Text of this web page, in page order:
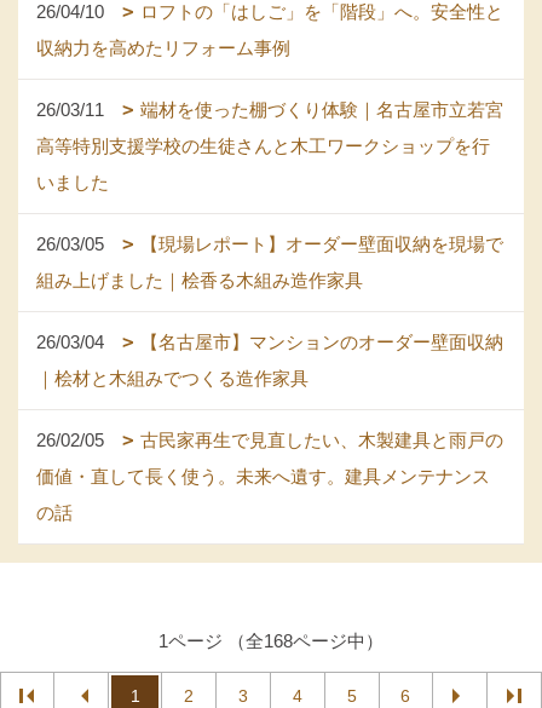
26/04/10
ロフトの「はしご」を「階段」へ。安全性と
収納力を高めたリフォーム事例
26/03/11
端材を使った棚づくり体験｜名古屋市立若宮
高等特別支援学校の生徒さんと木工ワークショップを行
いました
26/03/05
【現場レポート】オーダー壁面収納を現場で
組み上げました｜桧香る木組み造作家具
26/03/04
【名古屋市】マンションのオーダー壁面収納
｜桧材と木組みでつくる造作家具
26/02/05
古民家再生で見直したい、木製建具と雨戸の
価値・直して長く使う。未来へ遺す。建具メンテナンス
の話
1ページ （全168ページ中）
1 2 3 4 5 6